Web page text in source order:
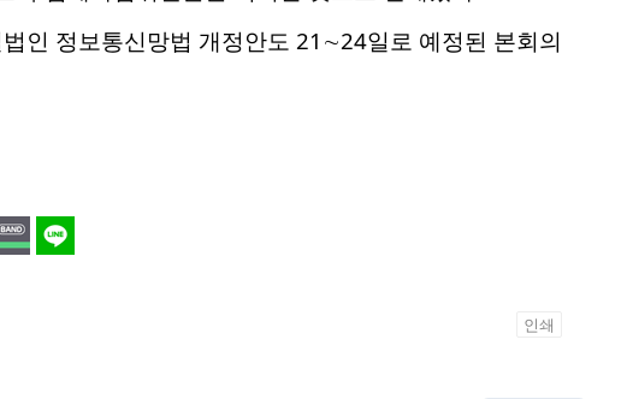
인 정보통신망법 개정안도 21∼24일로 예정된 본회의
인쇄